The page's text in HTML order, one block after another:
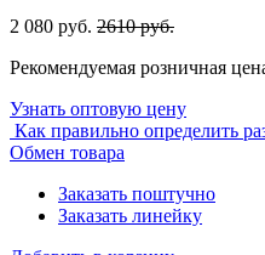
2 080 руб. 2610 руб.
Рекомендуемая розничная
Узнать оптовую цену
Как правильно определить
Обмен товара
Заказать поштучно
Заказать линейку